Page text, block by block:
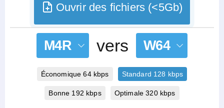
Ouvrir des fichiers (<5Gb)
M4R vers W64
Économique 64 kbps Standard 128 kbps
Bonne 192 kbps Optimale 320 kbps